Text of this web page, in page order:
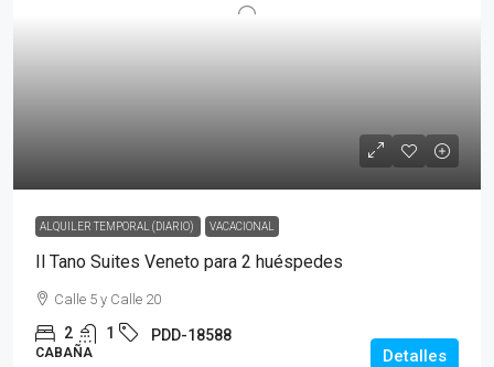
ALQUILER TEMPORAL (DIARIO) VACACIONAL
Il Tano Suites Veneto para 2 huéspedes
Calle 5 y Calle 20
2 1 PDD-18588
CABAÑA Detalles